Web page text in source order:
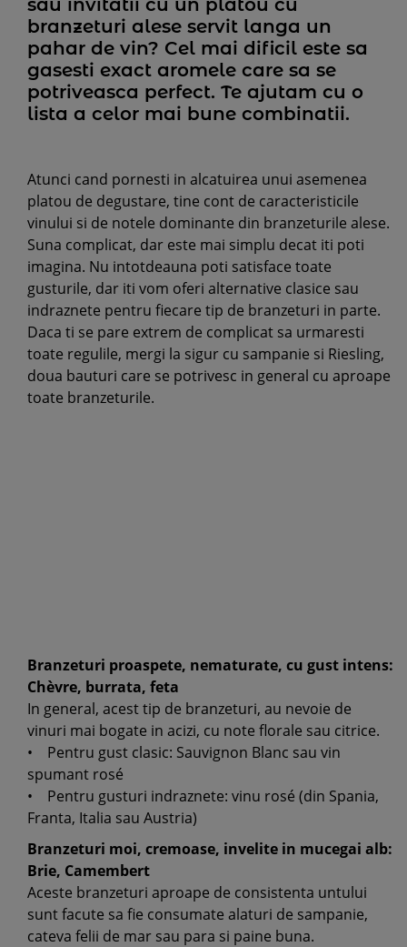
sau invitatii cu un platou cu
branzeturi alese servit langa un
pahar de vin? Cel mai dificil este sa
gasesti exact aromele care sa se
potriveasca perfect. Te ajutam cu o
lista a celor mai bune combinatii.
Atunci cand pornesti in alcatuirea unui asemenea
platou de degustare, tine cont de caracteristicile
vinului si de notele dominante din branzeturile alese.
Suna complicat, dar este mai simplu decat iti poti
imagina. Nu intotdeauna poti satisface toate
gusturile, dar iti vom oferi alternative clasice sau
indraznete pentru fiecare tip de branzeturi in parte.
Daca ti se pare extrem de complicat sa urmaresti
toate regulile, mergi la sigur cu sampanie si Riesling,
doua bauturi care se potrivesc in general cu aproape
toate branzeturile.
Branzeturi proaspete, nematurate, cu gust intens:
Chèvre, burrata, feta
In general, acest tip de branzeturi, au nevoie de
vinuri mai bogate in acizi, cu note florale sau citrice.
• Pentru gust clasic: Sauvignon Blanc sau vin
spumant rosé
• Pentru gusturi indraznete: vinu rosé (din Spania,
Franta, Italia sau Austria)
Branzeturi moi, cremoase, invelite in mucegai alb:
Brie, Camembert
Aceste branzeturi aproape de consistenta untului
sunt facute sa fie consumate alaturi de sampanie,
cateva felii de mar sau para si paine buna.